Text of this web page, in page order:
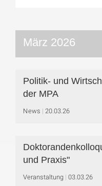
März 2026
Politik- und
der MPA
News 20.03.26
und Praxis"
Veranstaltung 03.03.26